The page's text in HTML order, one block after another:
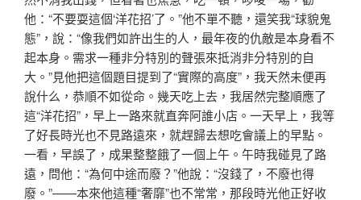
他：“不要耍這個‘洋花招’了。”他不單不聽，還笑我“球貌鬼
態”，說：“像我們如許出生的人，最年夜的仇敵是本身看不
起本身。需求一種非分特別的聲張來抵消非分特別的自
大。”見他把這個題目提到了“實際的高度”，我天然未便再
說什么，恭順不如從命。幾天吃上去，我居然完整順應了
這“洋花招”，早上一路來就直奔阿誰小店。一天早上，我等
了好長時光也不見路遠來，就趕歸去想吃會議上的早點。
一看，早誤了，成果整整餓了一個上午。午時我碰見了路
遠，問他：“為何中途而廢？”他說：“沒錢了，不廢也得
廢。”——本來他這種“奢靡”也不常常，那段時光他正好收